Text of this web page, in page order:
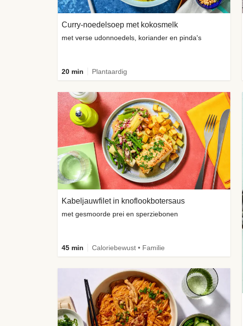
Curry-noedelsoep met kokosmelk
met verse udonnoedels, koriander en pinda's
20 min Plantaardig
Kabeljauwfilet in knoflookbotersaus
met gesmoorde prei en sperziebonen
45 min Caloriebewust • Familie